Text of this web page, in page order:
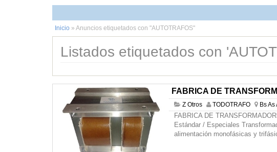
Inicio » Anuncios etiquetados con "AUTOTRAFOS"
Listados etiquetados con
FABRICA DE
Z Otros TODOTRAFO Bs
FABRICA DE
Estándar / Especiales
alimentación monofásicas y